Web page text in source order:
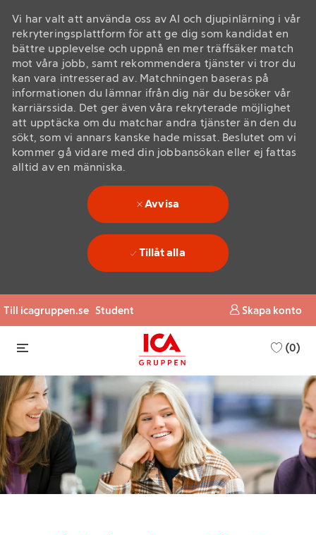
Skip to main content
Till icagruppen.se Student Skapa konto
(0)
-
Vi har valt att använda oss av AI och djupinlärning i vår
rekryteringsplattform för att ge dig som kandidat en
bättre upplevelse och uppnå en mer träffsäker match
mot våra jobb, samt rekommendera tjänster vi tror du
kan vara intresserad av. Matchningen baseras på
informationen du lämnar ifrån dig när du besöker vår
karriärssida. Det ger även våra rekryterade möjlighet
att upptäcka om du matchar andra tjänster än den du
sökt, som vi annars kanske hade missat. Beslutet om vi
kommer gå vidare med din jobbansökan eller ej fattas
alltid av en människa.
Avvisa
Tillåt alla